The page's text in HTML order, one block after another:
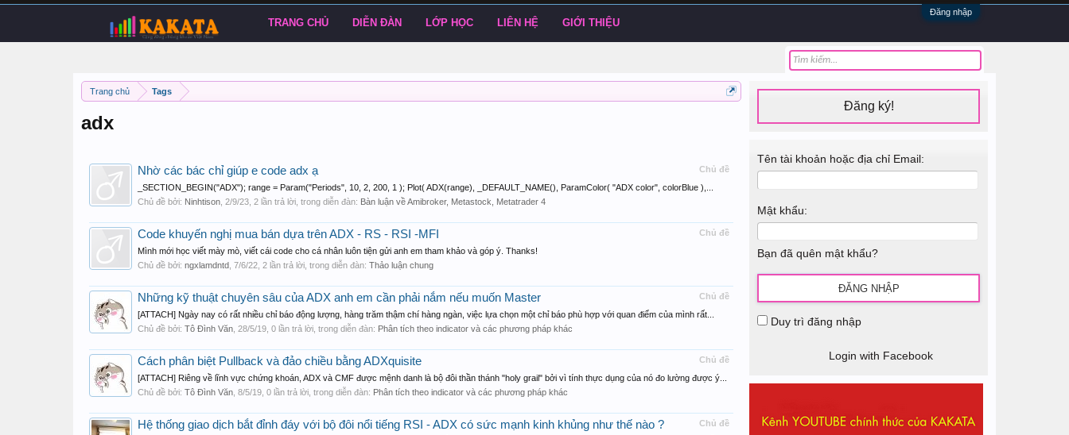
Đăng nhập
Trang chủ Tags
adx
Chủ đề
Nhờ các bác chỉ giúp e code adx ạ
_SECTION_BEGIN("ADX"); range = Param("Periods", 10, 2, 200, 1 ); Plot( ADX(range), _DEFAULT_NAME(), ParamColor( "ADX color", colorBlue ),...
Chủ đề bởi: Ninhtison 2/9/23 , 2 lần trả lời, trong diễn đàn: Bàn luận về Amibroker, Metastock, Metatrader 4
Chủ đề
Code khuyến nghị mua bán dựa trên ADX - RS - RSI -MFI
Mình mới học viết mày mò, viết cái code cho cá nhân luôn tiện gửi anh em tham khảo và góp ý. Thanks!
Chủ đề bởi: ngxlamdntd 7/6/22 , 2 lần trả lời, trong diễn đàn: Thảo luận chung
Chủ đề
Những kỹ thuật chuyên sâu của ADX anh em cần phải nắm nếu muốn Master
[ATTACH] Ngày nay có rất nhiều chỉ báo động lượng, hàng trăm thậm chí hàng ngàn, việc lựa chọn một chỉ báo phù hợp với quan điểm của mình rất...
Chủ đề bởi: Tô Đình Văn 28/5/19 , 0 lần trả lời, trong diễn đàn: Phân tích theo indicator và các phương pháp khác
Chủ đề
Cách phân biệt Pullback và đảo chiều bằng ADXquisite
[ATTACH] Riêng về lĩnh vực chứng khoán, ADX và CMF được mệnh danh là bộ đôi thần thánh "holy grail" bởi vì tính thực dụng của nó đo lường được ý...
Chủ đề bởi: Tô Đình Văn 8/5/19 , 0 lần trả lời, trong diễn đàn: Phân tích theo indicator và các phương pháp khác
Chủ đề
Hệ thống giao dịch bắt đỉnh đáy với bộ đôi nổi tiếng RSI - ADX có sức mạnh kinh khủng như thế nào ?
Đăng ký!
Tên tài khoản hoặc địa chỉ Email:
Mật khẩu:
Bạn đã quên mật khẩu?
Duy trì đăng nhập
Login with Facebook
TRANG CHỦ DIỄN ĐÀN LỚP HỌC LIÊN HỆ GIỚI THIỆU